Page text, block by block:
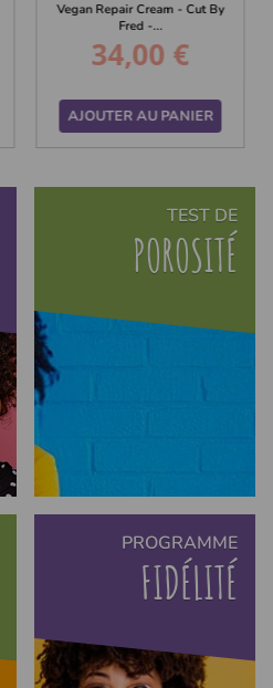
Vegan Repair Cream - Cut By
Fred -...
Prix
34,00 €
AJOUTER AU PANIER
TEST DE
POROSITÉ
PROGRAMME
FIDÉLITÉ